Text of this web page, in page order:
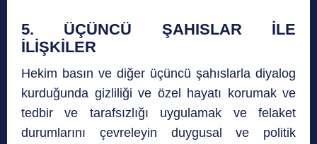
5. ÜÇÜNCÜ ŞAHISLAR İLE
İLİŞKİLER
Hekim basın ve diğer üçüncü şahıslarla diyalog
kurduğunda gizliliği ve özel hayatı korumak ve
tedbir ve tarafsızlığı uygulamak ve felaket
durumlarını çevreleyin duygusal ve politik